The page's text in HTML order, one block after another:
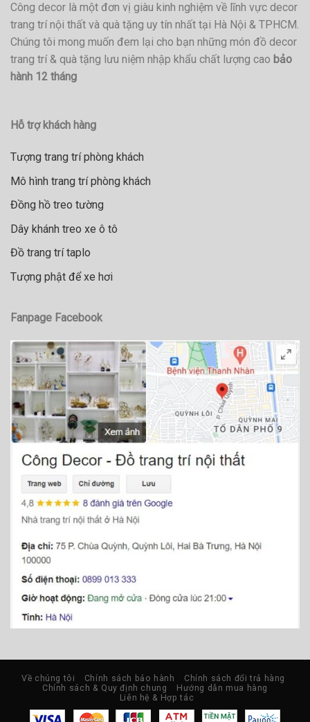
Công decor là một đơn vị giàu kinh nghiệm về lĩnh vực decor
trang trí nội thất và quà tặng uy tín nhất tại Hà Nội & TPHCM.
Chúng tôi mong muốn đem lại cho bạn những món đồ decor
trang trí & quà tặng lưu niệm nhập khẩu chất lượng cao bảo
hành 12 tháng
Hỗ trợ khách hàng
Tượng trang trí phòng khách
Mô hình trang trí phòng khách
Đồng hồ treo tường
Dây khánh treo xe ô tô
Đồ trang trí taplo
Tượng phật để xe hơi
Fanpage Facebook
Về chúng tôi Chính sách bảo hành
Chính sách đổi trả hàng
Chính sách & Quy định chung
Hướng dẫn mua hàng
Liên hệ & Hợp tác